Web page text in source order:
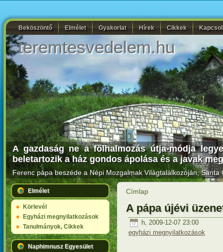
Beköszöntő Elmélet Gyakorlat Hírek Cikkek
teremtesvedelem.hu
A gazdaság ne a fölhalmozás útja-módja
beletartozik a ház gondos ápolása és a javak
Ferenc pápa beszéde a Népi Mozgalmak Világtalálkozóján, Santa
Elmélet
Körlevél
Egyházi megnyilatkozások
Tanulmányok, Cikkek
Naphimnusz Egyesület
Címlap
A pápa újévi
h, 2009-12-07 23:00
egyházi megnyilatkozások